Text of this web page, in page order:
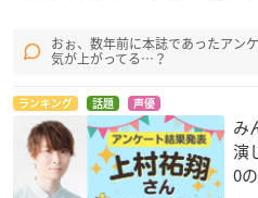
おぉ、数年前に本誌であったアン
気が上がってる…？
ランキング 話題 声優
み
演
0